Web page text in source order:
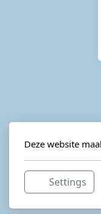
Deze website
Settings